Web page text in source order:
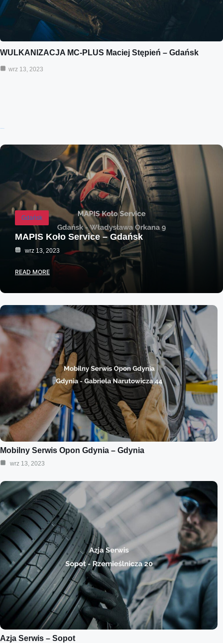
WULKANIZACJA MC-PLUS Maciej Stępień – Gdańsk
wrz 13, 2023
Gdańsk
MAPIS Koło Service – Gdańsk
wrz 13, 2023
READ MORE
Mobilny Serwis Opon Gdynia – Gdynia
wrz 13, 2023
Azja Serwis – Sopot